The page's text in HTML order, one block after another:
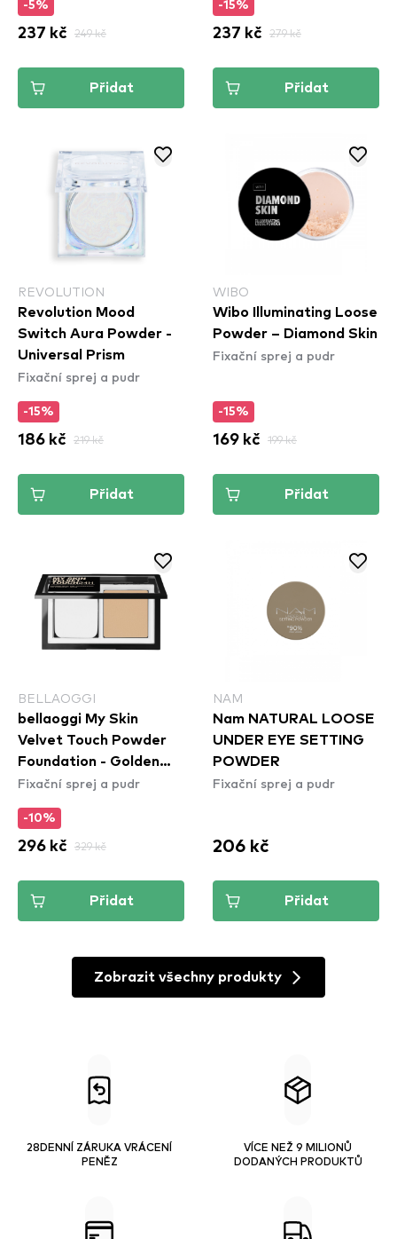
-5%
237 kč 249 kč
Přidat
-15%
237 kč 279 kč
Přidat
REVOLUTION
Revolution Mood
Switch Aura Powder -
Universal Prism
Fixační sprej a pudr
-15%
186 kč 219 kč
Přidat
WIBO
Wibo Illuminating Loose
Powder – Diamond Skin
Fixační sprej a pudr
-15%
169 kč 199 kč
Přidat
BELLAOGGI
bellaoggi My Skin
Velvet Touch Powder
Foundation - Golden
Beige
Fixační sprej a pudr
-10%
296 kč 329 kč
Přidat
NAM
Nam NATURAL LOOSE
UNDER EYE SETTING
POWDER
Fixační sprej a pudr
206 kč
Přidat
Zobrazit všechny produkty
28DENNÍ ZÁRUKA VRÁCENÍ
PENĚZ
VÍCE NEŽ 9 MILIONŮ
DODANÝCH PRODUKTŮ